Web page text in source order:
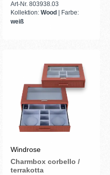
Art-Nr. 803938.03
Kollektion: Wood
| Farbe:
weiß
Windrose
Charmbox corbello /
terrakotta